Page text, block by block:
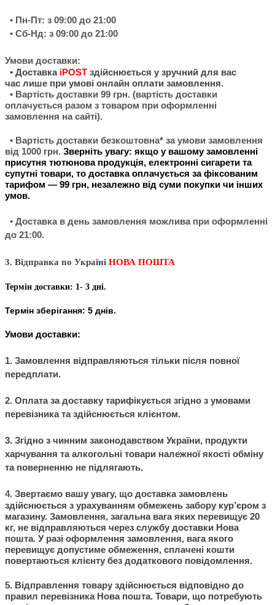
• Пн-Пт: з 09:00 до 21:00
• Сб-Нд: з 09:00 до 21:00
Умови доставки:
• Доставка iPOST здійснюється у зручний для вас
час лише при умові онлайн оплати замовлення.
• Вартість доставки 99 грн. (вартість доставки
оплачується разом з товаром при оформленні
замовлення на сайті).
• Вартість доставки безкоштовна* за умови замовлення
від 1000 грн. Зверніть увагу: якщо у вашому замовленні
присутня тютюнова продукція, електронні сигарети та
супутні товари, то доставка оплачується за фіксованим
тарифом — 99 грн, незалежно від суми покупки чи інших
умов.
• Доставка в день замовлення можлива при оформленні
до 21:00.
3. Відправка по Україні НОВА ПОШТА
Термін доставки: 1- 3 дні.
Термін зберігання: 5 днів.
Умови доставки:
1. Замовлення відправляються тільки після повної
передплати.
2. Оплата за доставку тарифікується згідно з умовами
перевізника та здійснюється клієнтом.
3. Згідно з чинним законодавством України, продукти
харчування та алкогольні товари належної якості обміну
та поверненню не підлягають.
4. Звертаємо вашу увагу, що доставка замовлень
здійснюється з урахуванням обмежень забору кур’єром з
магазину. Замовлення, загальна вага яких перевищує 20
кг, не відправляються через службу доставки Нова
пошта. У разі оформлення замовлення, вага якого
перевищує допустиме обмеження, сплачені кошти
повертаються клієнту без додаткового повідомлення.
5. Відправлення товару здійснюється відповідно до
правил перевізника Нова пошта. Товари, що потребують